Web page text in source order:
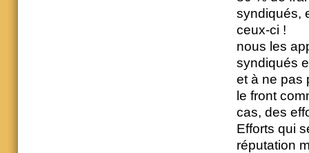
syndiqués,
ceux-ci !
nous les
syndiqués
et à ne pas
le front
cas, des
Efforts qui
réputation